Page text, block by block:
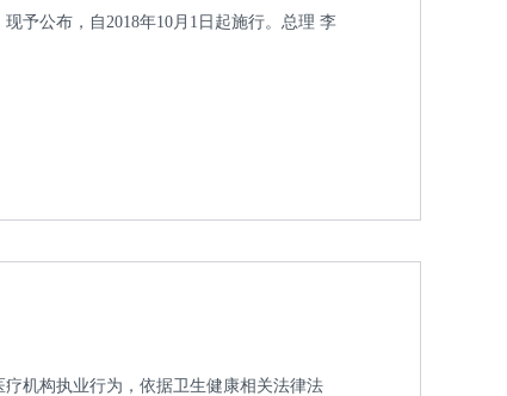
予公布，自2018年10月1日起施行。总理 李
机构执业行为，依据卫生健康相关法律法